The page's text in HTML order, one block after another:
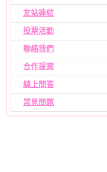
友站連結
投票活動
聯絡我們
合作提案
線上問答
常見問題